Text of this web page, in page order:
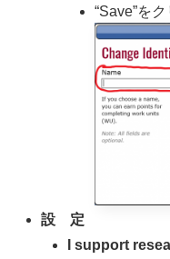
“Save”を
設 定
I support